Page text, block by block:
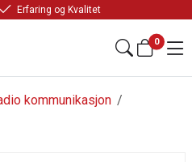
Erfaring og Kvalitet
0
/
kommunikasjon